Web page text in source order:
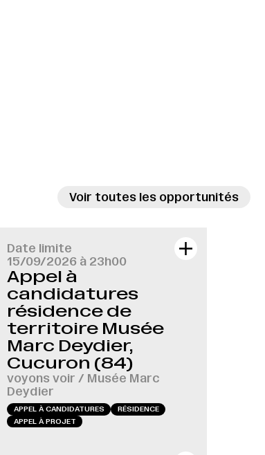
Voir toutes les opportunités
Date limite
15/09/2026 à 23h00
Appel à
candidatures
résidence de
territoire Musée
Marc Deydier,
Cucuron (84)
voyons voir / Musée Marc
Deydier
APPEL À CANDIDATURES
RÉSIDENCE
APPEL À PROJET